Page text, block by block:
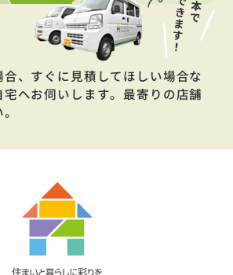
、すぐに見積してほしい場合な
へお伺いします。最寄りの店舗